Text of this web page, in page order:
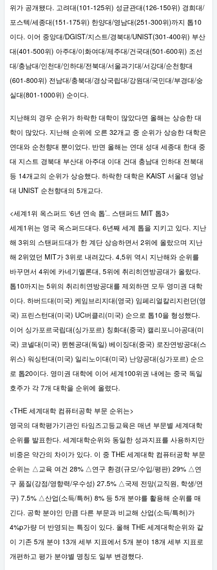
위가 공개됐다. 고려대(101-125위) 성균관대(126-150위) 경희대/
포스텍/세종대(151-175위) 한양대/영남대(251-300위)까지 톱10
이다. 이어 중앙대/DGIST/지스트/경북대/UNIST(301-400위) 부산
대(401-500위) 아주대/이화여대/제주대/건국대(501-600위) 조선
대/충남대/인천대/인하대/전북대/서울과기대/서강대/순천향대
(601-800위) 전남대/충북대/경상국립대/강원대/국민대/부경대/숭
실대(801-1000위) 순이다.
지난해의 경우 순위가 하락한 대학이 많았다면 올해는 상승한 대
학이 많았다. 지난해 순위에 오른 32개교 중 순위가 상승한 대학은
연대와 순천향대 뿐이었다. 반면 올해는 연대 성대 세종대 한대 중
대 지스트 경북대 부산대 아주대 이대 건대 충남대 인하대 전북대
등 14개교의 순위가 상승했다. 하락한 대학은 KAIST 서울대 영남
대 UNIST 순천향대의 5개교다.
<세계1위 옥스퍼드 ‘6년 연속 톱’.. 스탠퍼드 MIT 톱3>
세계1위는 영국 옥스퍼드대다. 6년째 세계 톱을 지키고 있다. 지난
해 3위의 스탠퍼드대가 한 계단 상승하면서 2위에 올랐으며 지난
해 2위였던 MIT가 3위로 내려갔다. 4,5위 역시 지난해와 순위를
바꾸면서 4위에 카네기멜론대, 5위에 취리히연방공대가 올랐다.
톱10까지는 5위의 취리히연방공대를 제외하면 모두 영미권 대학
이다. 하버드대(미국) 케임브리지대(영국) 임페리얼칼리지런던(영
국) 프린스턴대(미국) UC버클리(미국) 순으로 톱10을 형성했다.
이어 싱가포르국립대(싱가포르) 칭화대(중국) 캘리포니아공대(미
국) 코넬대(미국) 뮌헨공대(독일) 베이징대(중국) 로잔연방공대(스
위스) 워싱턴대(미국) 일리노이대(미국) 난양공대(싱가포르) 순으
로 톱20이다. 영미권 대학에 이어 세계100위권 내에는 중국 독일
호주가 각 7개 대학을 순위에 올렸다.
<THE 세계대학 컴퓨터공학 부문 순위는>
영국의 대학평가기관인 타임즈고등교육은 매년 부문별 세계대학
순위를 발표한다. 세계대학순위와 동일한 성과지표를 사용하지만
비중은 약간의 차이가 있다. 이 중 THE 세계대학 컴퓨터공학 부문
순위는 △교육 여건 28% △연구 환경(규모/수입/평판) 29% △연
구 품질(강점/영향력/우수성) 27.5% △국제 전망(교직원, 학생/연
구) 7.5% △산업(소득/특허) 8% 등 5개 분야를 활용해 순위를 매
긴다. 공학 분야인 만큼 다른 부문과 비교해 산업(소득/특허)가
4%p가량 더 반영되는 특징이 있다. 올해 THE 세계대학순위와 같
이 기존 5개 분야 13개 세부 지표에서 5개 분야 18개 세부 지표로
개편하고 평가 분야별 명칭도 일부 변경했다.